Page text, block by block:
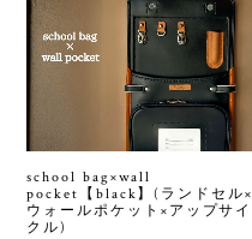
school bag×wall
pocket【black】(ランドセル×
ウォールポケット×アップサイ
クル)